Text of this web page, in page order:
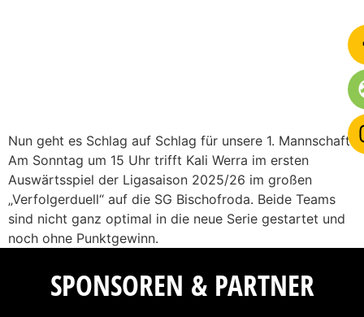
Nun geht es Schlag auf Schlag für unsere 1. Mannschaft.
Am Sonntag um 15 Uhr trifft Kali Werra im ersten
Auswärtsspiel der Ligasaison 2025/26 im großen
„Verfolgerduell“ auf die SG Bischofroda. Beide Teams
sind nicht ganz optimal in die neue Serie gestartet und
noch ohne Punktgewinn.
SPONSOREN & PARTNER